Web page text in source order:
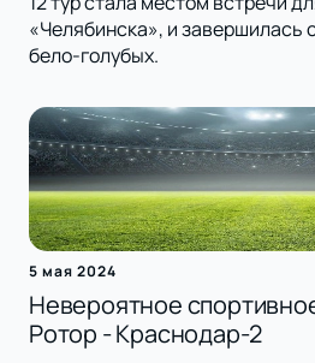
«Челябинска», и завершилась
бело-голубых.
5 мая 2024
Невероятное
Ротор - Краснодар-2